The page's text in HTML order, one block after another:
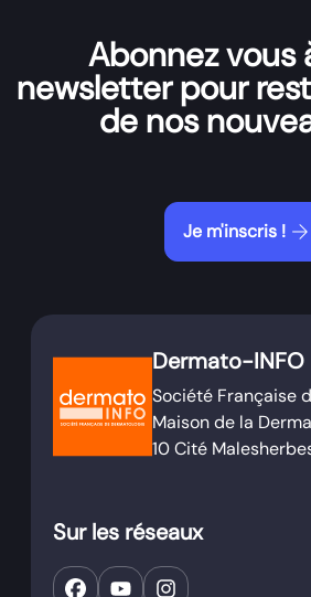
Abonnez vous
newsletter pour
de nos
Je m'inscris ! arrow_forward
Dermato-INFO
Société Française
Maison de la
10 Cité
Sur les réseaux